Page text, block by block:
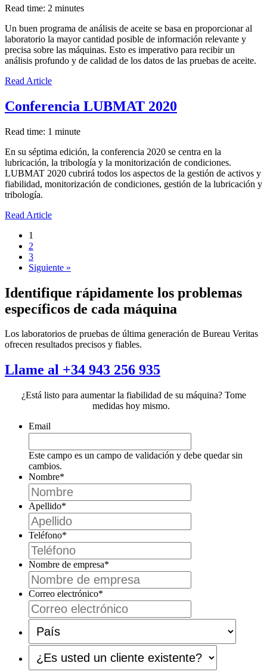
Read time: 2 minutes
Un buen programa de análisis de aceite se basa en proporcionar al
laboratorio la mayor cantidad posible de información relevante y
precisa sobre las máquinas. Esto es imperativo para recibir un
análisis profundo y de calidad de los datos de las pruebas de aceite.
Read Article
Conferencia LUBMAT 2020
Read time: 1 minute
En su séptima edición, la conferencia 2020 se centra en la
lubricación, la tribología y la monitorización de condiciones.
LUBMAT 2020 cubrirá todos los aspectos de la gestión de activos y
fiabilidad, monitorización de condiciones, gestión de la lubricación y
tribología.
Read Article
1
2
3
Siguiente »
Identifique rápidamente los problemas
específicos de cada máquina
Los laboratorios de pruebas de última generación de Bureau Veritas
ofrecen resultados precisos y fiables.
Llame al +34 943 256 935
¿Está listo para aumentar la fiabilidad de su máquina? Tome
medidas hoy mismo.
Email
Este campo es un campo de validación y debe quedar sin
cambios.
Nombre*
Apellido*
Teléfono*
Nombre de empresa*
Correo electrónico*
País*
¿Es
usted
un